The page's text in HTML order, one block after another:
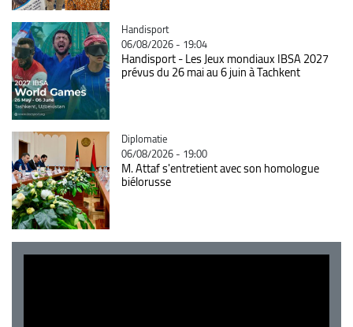
Catégorie
Handisport
06/08/2026 - 19:04
Handisport - Les Jeux mondiaux IBSA 2027
prévus du 26 mai au 6 juin à Tachkent
Catégorie
Diplomatie
06/08/2026 - 19:00
M. Attaf s'entretient avec son homologue
biélorusse